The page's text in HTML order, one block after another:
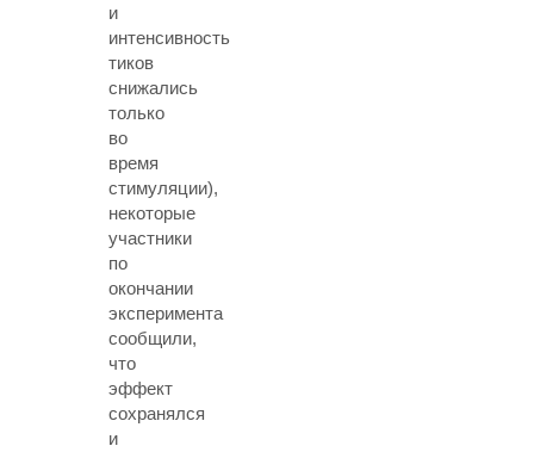
и
интенсивность
тиков
снижались
только
во
время
стимуляции),
некоторые
участники
по
окончании
эксперимента
сообщили,
что
эффект
сохранялся
и